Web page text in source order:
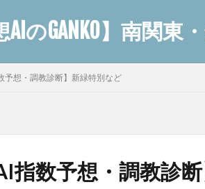
AIのGANKO】南関
予想・調教診断】新緑特別など
数予想・調教診断